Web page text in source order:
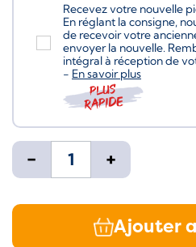
Recevez votre nouvelle
En réglant la consigne,
de recevoir votre
envoyer la nouvelle.
intégral à réception de
- En savoir plus
Plus
rapide
- +
Ajouter